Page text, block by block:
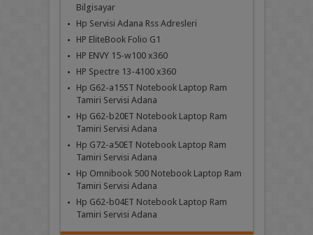
Bilgisayar
Hp Servisi Adana Rss Adresleri
HP EliteBook Folio G1
HP ENVY 15-w100 x360
HP Spectre 13-4100 x360
Hp G62-a15ST Notebook Laptop Ram
Tamiri Servisi Adana
Hp G62-b20ET Notebook Laptop Ram
Tamiri Servisi Adana
Hp G72-a50ET Notebook Laptop Ram
Tamiri Servisi Adana
Hp Omnibook 500 Notebook Laptop Ram
Tamiri Servisi Adana
Hp G62-b04ET Notebook Laptop Ram
Tamiri Servisi Adana